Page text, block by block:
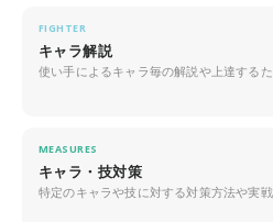
FIGHTER
キャラ解説
使い手によるキャラ毎の解説や上達する
MEASURES
キャラ・技対策
特定のキャラや技に対する対策方法や実